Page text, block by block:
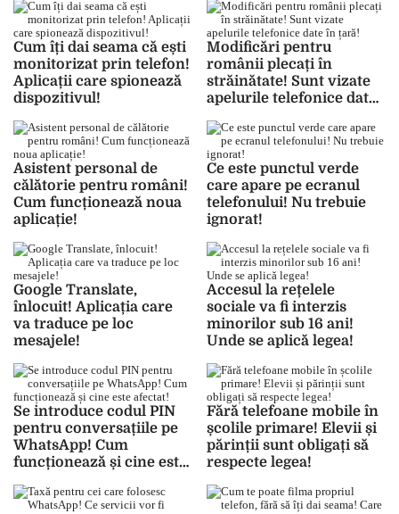
Cum îți dai seama că ești
monitorizat prin telefon!
Aplicații care spionează
dispozitivul!
Modificări pentru
românii plecați în
străinătate! Sunt vizate
apelurile telefonice date
Asistent personal de
călătorie pentru români!
Cum funcționează noua
aplicație!
Ce este punctul verde
care apare pe ecranul
telefonului! Nu trebuie
ignorat!
Google Translate,
înlocuit! Aplicația care
va traduce pe loc
mesajele!
Accesul la rețelele
sociale va fi interzis
minorilor sub 16 ani!
Unde se aplică legea!
Se introduce codul PIN
pentru conversațiile pe
WhatsApp! Cum
funcționează și cine este
Fără telefoane mobile în
școlile primare! Elevii și
părinții sunt obligați să
respecte legea!